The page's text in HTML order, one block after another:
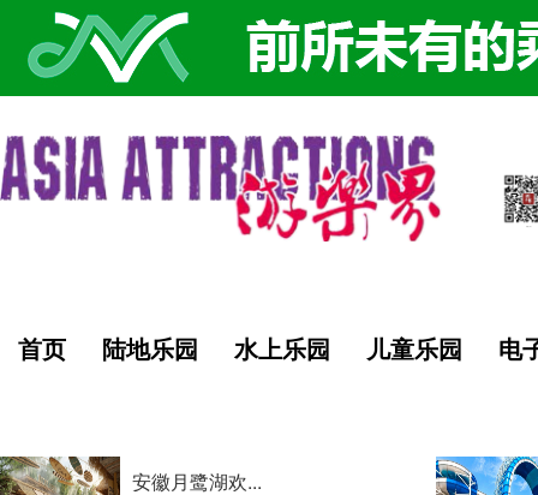
首页 陆地乐园 水上乐园 儿童乐园 电
安徽月鹭湖欢...